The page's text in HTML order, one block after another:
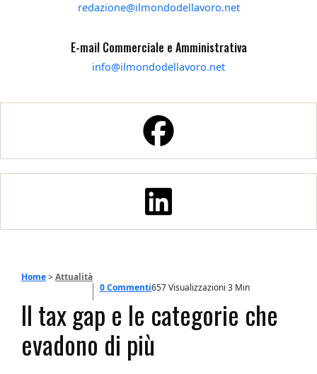
redazione@ilmondodellavoro.net
E-mail Commerciale e Amministrativa
info@ilmondodellavoro.net
Home>Attualità
657 Visualizzazioni 3 Min
0 Commenti
Il tax gap e le categorie che
evadono di più